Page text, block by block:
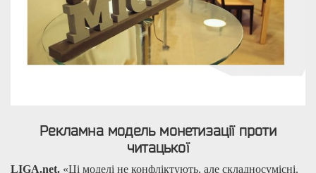
Рекламна модель монетизації проти
читацької
LIGA.net. «Ці моделі не конфліктують, але складносумісні.